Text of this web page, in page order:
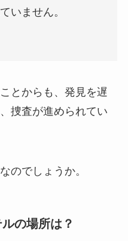
いません。
とからも、発見を遅
捜査が進められてい
のでしょうか。
の場所は？